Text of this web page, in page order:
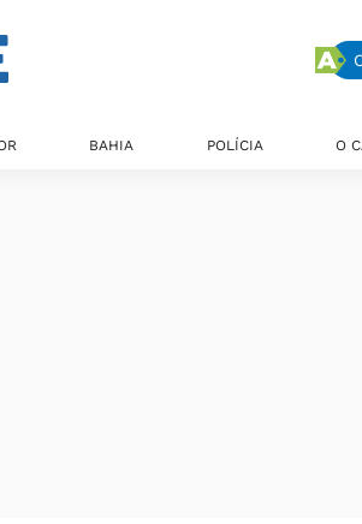
BAHIA POLÍCIA O